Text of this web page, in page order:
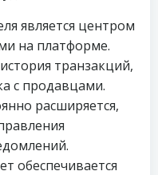
является центром
на платформе.
транзакций,
с продавцами.
расширяется,
обеспечивается